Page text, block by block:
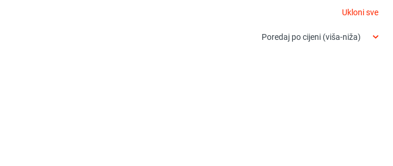
Ukloni sve
Poredaj po cijeni (viša-niža)